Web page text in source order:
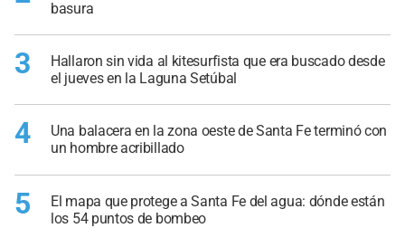
basura
3
Hallaron sin vida al kitesurfista que era buscado desde
el jueves en la Laguna Setúbal
4
Una balacera en la zona oeste de Santa Fe terminó con
un hombre acribillado
5
El mapa que protege a Santa Fe del agua: dónde están
los 54 puntos de bombeo